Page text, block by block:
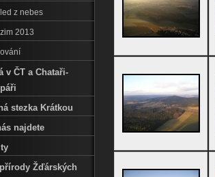
z nebes
2013
v ČT a Chataři-
stezka Krátkou
najdete
Žďárských